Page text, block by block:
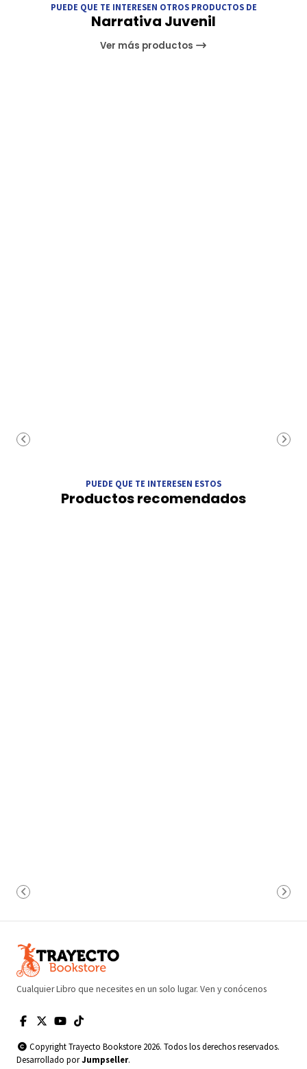
PUEDE QUE TE INTERESEN OTROS PRODUCTOS DE
Narrativa Juvenil
Ver más productos
PUEDE QUE TE INTERESEN ESTOS
Productos recomendados
Cualquier Libro que necesites en un solo lugar. Ven y conócenos
Copyright Trayecto Bookstore 2026. Todos los derechos reservados.
Desarrollado porJumpseller.